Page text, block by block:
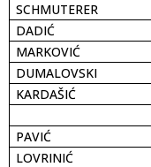
SCHMUTERER
DADIĆ
MARKOVIĆ
DUMALOVSKI
KARDAŠIĆ
PAVIĆ
LOVRINIĆ